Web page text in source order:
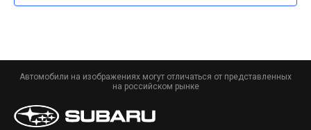
Автомобили на изображениях могут отличаться от представленных
на российском рынке